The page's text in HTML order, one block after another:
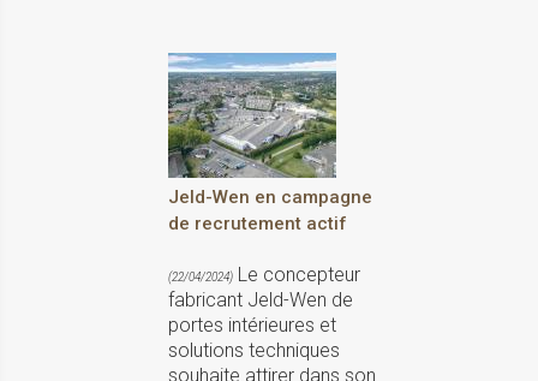
Jeld-Wen en campagne
de recrutement actif
(22/04/2024) Le concepteur
fabricant Jeld-Wen de
portes intérieures et
solutions techniques
souhaite attirer dans son